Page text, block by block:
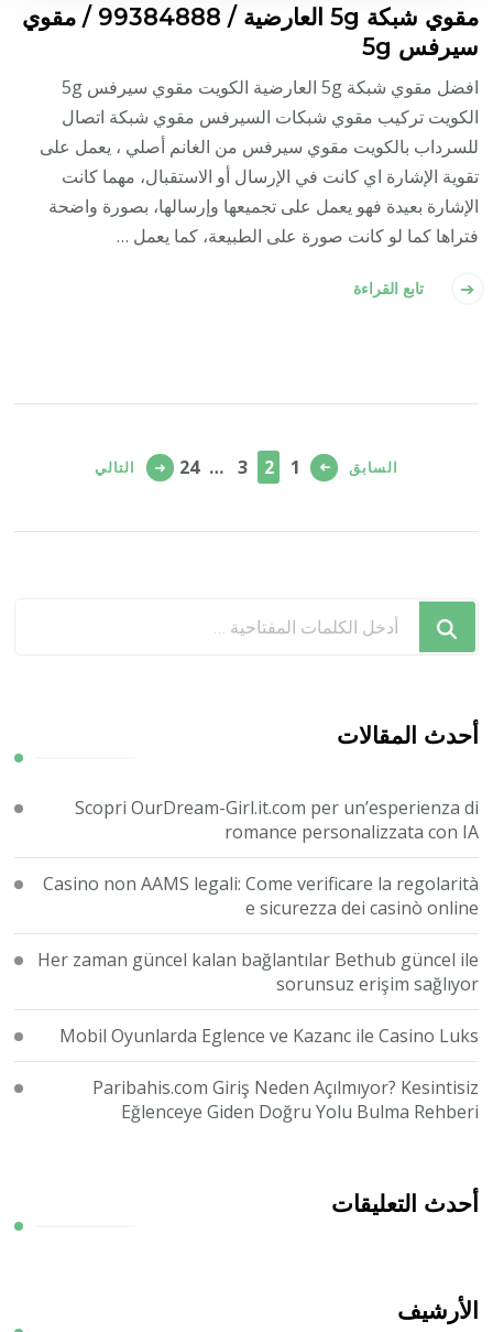
مقوي شبكة 5g العارضية / 99384888 / مقوي
سيرفس 5g
افضل مقوي شبكة 5g العارضية الكويت مقوي سيرفس 5g
الكويت تركيب مقوي شبكات السيرفس مقوي شبكة اتصال
للسرداب بالكويت مقوي سيرفس من الغانم أصلي ، يعمل على
تقوية الإشارة اي كانت في الإرسال أو الاستقبال، مهما كانت
الإشارة بعيدة فهو يعمل على تجميعها وإرسالها، بصورة واضحة
فتراها كما لو كانت صورة على الطبيعة، كما يعمل …
تابع القراءة
صفحات
السابق صفحة
1 صفحة
2 صفحة
3
… صفحة
24 التالي
هل
تبحث
ما؟
أحدث المقالات
Scopri OurDream-Girl.it.com per un’esperienza di
romance personalizzata con IA
Casino non AAMS legali: Come verificare la regolarità
e sicurezza dei casinò online
Her zaman güncel kalan bağlantılar Bethub güncel ile
sorunsuz erişim sağlıyor
Mobil Oyunlarda Eglence ve Kazanc ile Casino Luks
Paribahis.com Giriş Neden Açılmıyor? Kesintisiz
Eğlenceye Giden Doğru Yolu Bulma Rehberi
أحدث التعليقات
الأرشيف